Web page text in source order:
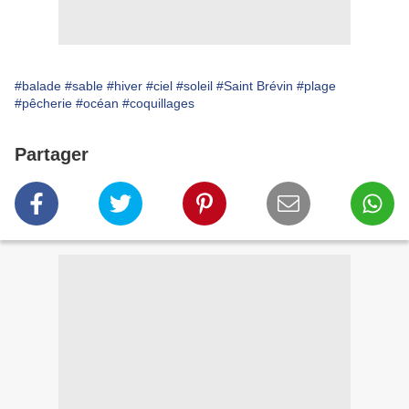
#balade #sable #hiver #ciel #soleil #Saint Brévin #plage
#pêcherie #océan #coquillages
Partager